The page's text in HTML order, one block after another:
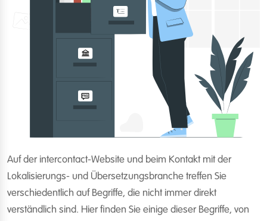
Auf der intercontact-Website und beim Kontakt mit der
Lokalisierungs- und Übersetzungsbranche treffen Sie
verschiedentlich auf Begriffe, die nicht immer direkt
verständlich sind. Hier finden Sie einige dieser Begriffe, von